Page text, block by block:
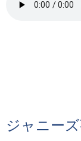
ジャニーズ